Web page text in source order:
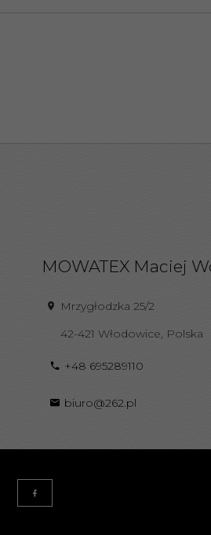
MOWATEX Maciej
Mrzygłodzka 25/2
42-421 Włodowice, Polska
+48 695289110
biuro@262.pl